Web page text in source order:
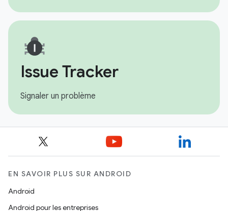
Issue Tracker
Signaler un problème
EN SAVOIR PLUS SUR ANDROID
Android
Android pour les entreprises